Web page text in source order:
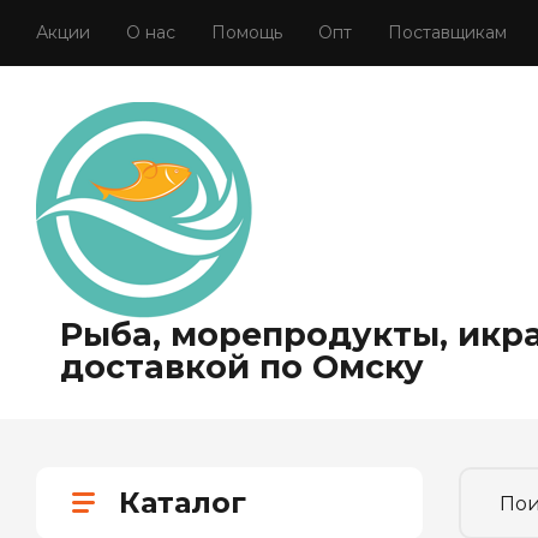
Акции О нас Помощь Опт Поставщикам
Рыба, морепродукты,
доставкой по Омску
Каталог